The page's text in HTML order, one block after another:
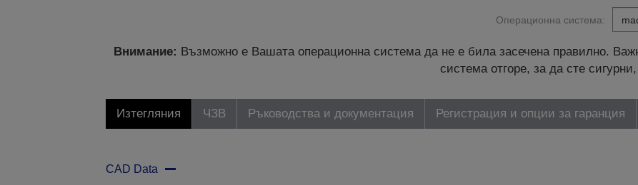
Операционна система:
Внимание: Възможно е Вашата операционна система да не е била засечена правилно.
система отгоре, за да сте
Изтегляния ЧЗВ Ръководства и документация Регистрация и опции за гаранция
CAD Data